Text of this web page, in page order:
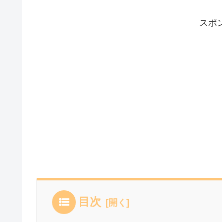
スポ
目次